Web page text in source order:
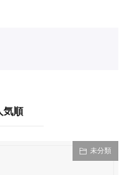
気順
未分類